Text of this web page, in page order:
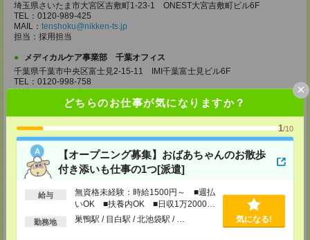
どちらのお仕事が気になりますか？
1/10
【オープニング募集】おばあちゃんのお散歩
付き添いも仕事の1つ[派遣]
給与
無資格未経験：時給1500円～ ■週払
いOK ■扶養内OK ■日収1万2000円
以上
勤務地 巣鴨駅 / 目白駅 / 北池袋駅 / … 気になる!
×
埼玉県さいたま市大宮区吉敷町1-23-1 ONEST大宮吉敷町ビル6F
TEL：0120-989-425
MAIL： tenshoku@nikken-ts.jp
担当：採用担当
メディカルケア事業部 千葉オフィス
千葉県千葉市中央区富士見2-15-11 IMI千葉富士見ビル6F
TEL：0120-998-758
MAIL：tenshoku@nikken-ts.jp
担当：採用担当
千葉県柏市末広町5-19 第12関口ビル7F 705号室
TEL：0120-935-218
MAIL：tenshoku@nikken-ts.jp
担当：採用担当
メディカルケア事業部 新宿オフィス
東京都新宿区新宿2-3-10 新宿御苑ビル6階
TEL：0120-457-235
MAIL：tenshoku@nikken-ts.jp